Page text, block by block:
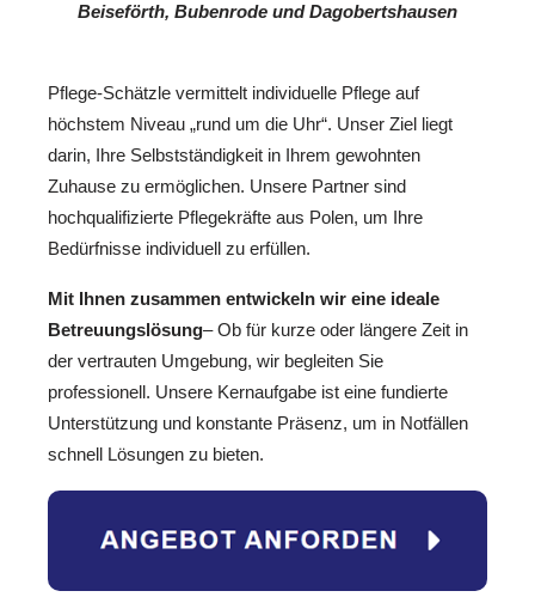
Beiseförth, Bubenrode und Dagobertshausen
Pflege-Schätzle vermittelt individuelle Pflege auf
höchstem Niveau „rund um die Uhr“. Unser Ziel liegt
darin, Ihre Selbstständigkeit in Ihrem gewohnten
Zuhause zu ermöglichen. Unsere Partner sind
hochqualifizierte Pflegekräfte aus Polen, um Ihre
Bedürfnisse individuell zu erfüllen.
Mit Ihnen zusammen entwickeln wir eine ideale
Betreuungslösung– Ob für kurze oder längere Zeit in
der vertrauten Umgebung, wir begleiten Sie
professionell. Unsere Kernaufgabe ist eine fundierte
Unterstützung und konstante Präsenz, um in Notfällen
schnell Lösungen zu bieten.